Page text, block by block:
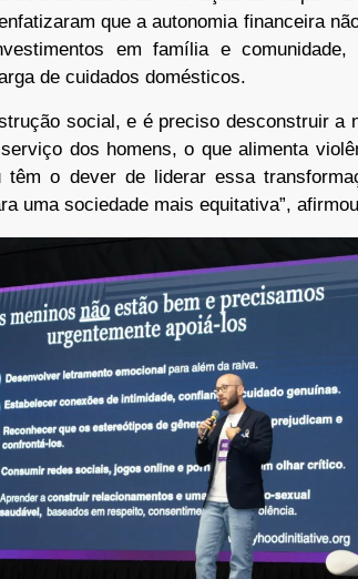
que a autonomia financeira
em família e
de cuidados domésticos.
social, e é preciso desconstruir a
dos homens, o que alimenta
têm o dever de liderar essa
uma sociedade mais equitativa”,